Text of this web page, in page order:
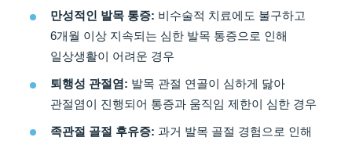
만성적인 발목 통증: 비수술적 치료에도 불구하고
6개월 이상 지속되는 심한 발목 통증으로 인해
일상생활이 어려운 경우
퇴행성 관절염: 발목 관절 연골이 심하게 닳아
관절염이 진행되어 통증과 움직임 제한이 심한 경우
족관절 골절 후유증: 과거 발목 골절 경험으로 인해